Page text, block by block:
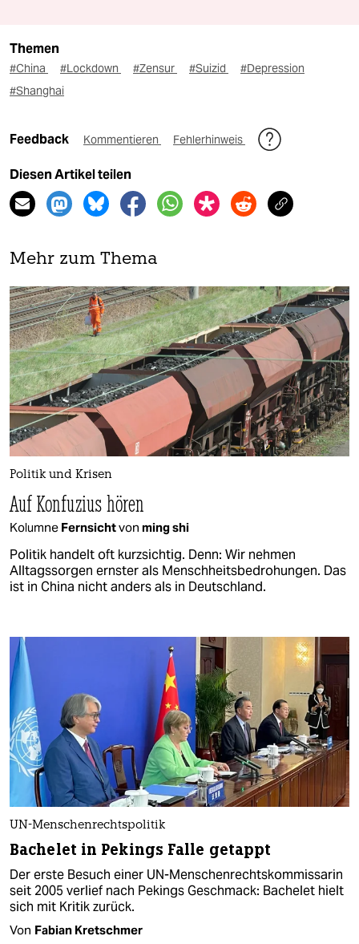
Themen
#China #Lockdown #Zensur #Suizid
#Depression
#Shanghai
Feedback Kommentieren Fehlerhinweis
Diesen Artikel teilen
Mehr zum Thema
Politik und Krisen
Auf Konfuzius hören
Kolumne Fernsichtvon ming shi
Politik handelt oft kurzsichtig. Denn: Wir nehmen
Alltagssorgen ernster als Menschheitsbedrohungen. Das
ist in China nicht anders als in Deutschland.
UN-Menschenrechtspolitik
Bachelet in Pekings Falle getappt
Der erste Besuch einer UN-Menschenrechtskommissarin
seit 2005 verlief nach Pekings Geschmack: Bachelet hielt
sich mit Kritik zurück.
Von Fabian Kretschmer